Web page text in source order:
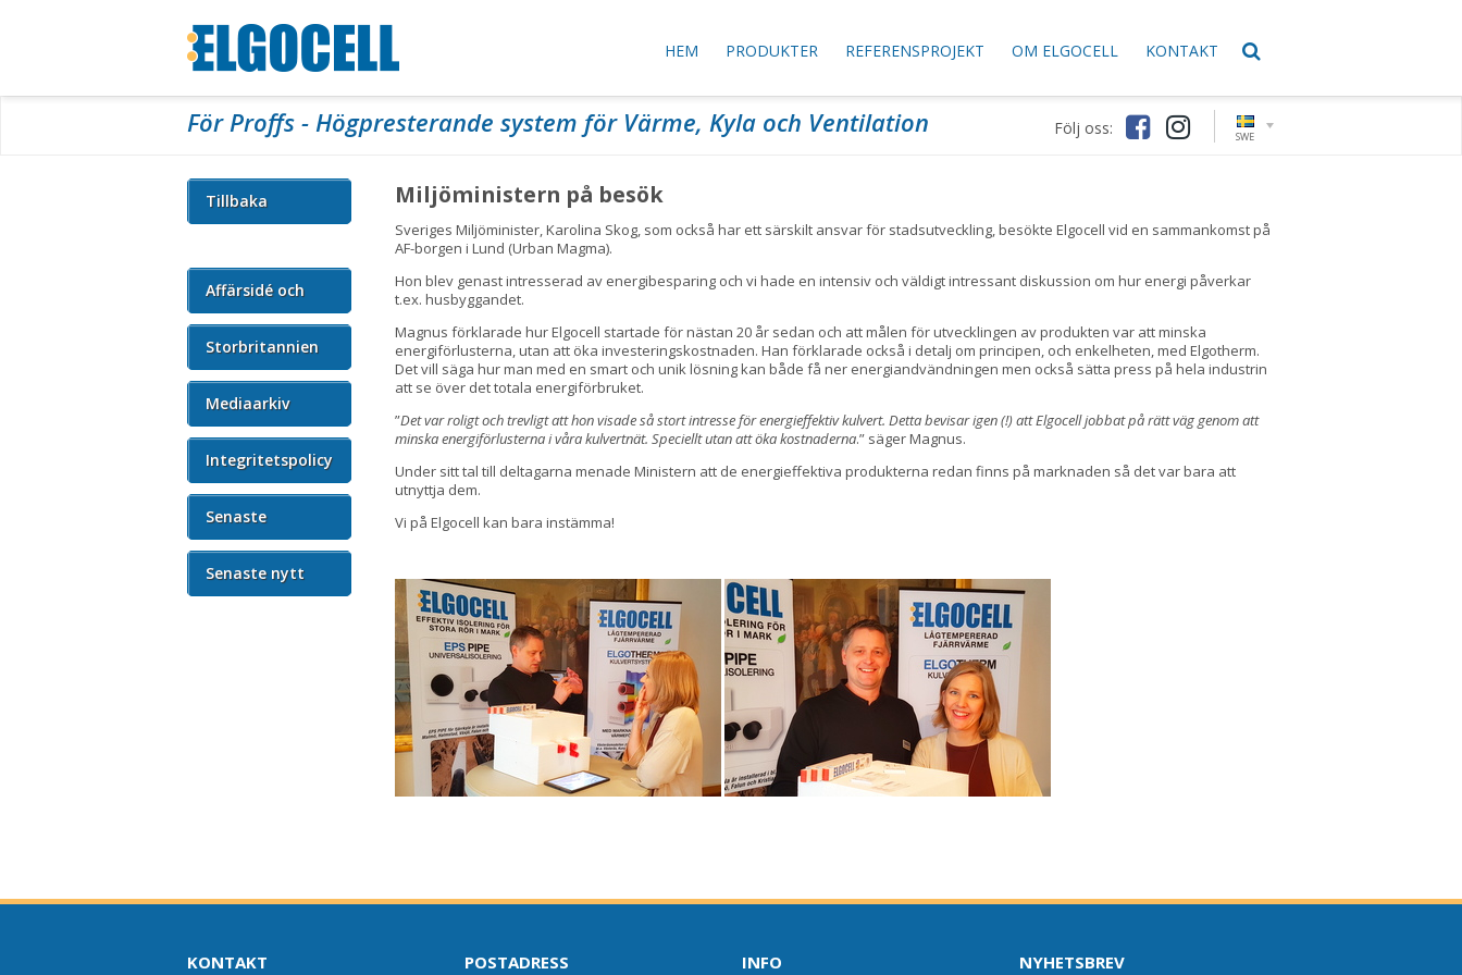
HEM PRODUKTER REFERENSPROJEKT OM ELGOCELL KONTAKT
För Proffs - Högpresterande system för Värme, Kyla och Ventilation Följ oss: SWE
Tillbaka
Affärsidé och
vision
Storbritannien
Mediaarkiv
Integritetspolicy
Senaste
nyhetsbrevet
Senaste nytt
Miljöministern på besök
Sveriges Miljöminister, Karolina Skog, som också har ett särskilt ansvar för stadsutveckling, besökte Elgocell vid en sammankomst på
AF-borgen i Lund (Urban Magma).
Hon blev genast intresserad av energibesparing och vi hade en intensiv och väldigt intressant diskussion om hur energi påverkar
t.ex. husbyggandet.
Magnus förklarade hur Elgocell startade för nästan 20 år sedan och att målen för utvecklingen av produkten var att minska
energiförlusterna, utan att öka investeringskostnaden. Han förklarade också i detalj om principen, och enkelheten, med Elgotherm.
Det vill säga hur man med en smart och unik lösning kan både få ner energiandvändningen men också sätta press på hela industrin
att se över det totala energiförbruket.
”Det var roligt och trevligt att hon visade så stort intresse för energieffektiv kulvert. Detta bevisar igen (!) att Elgocell jobbat på rätt väg genom att
minska energiförlusterna i våra kulvertnät. Speciellt utan att öka kostnaderna.” säger Magnus.
Under sitt tal till deltagarna menade Ministern att de energieffektiva produkterna redan finns på marknaden så det var bara att
utnyttja dem.
Vi på Elgocell kan bara instämma!
KONTAKT POSTADRESS INFO NYHETSBREV